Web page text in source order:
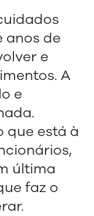
anos de
e
A
e
que está à
última
faz o